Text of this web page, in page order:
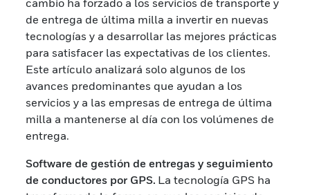
cambio ha forzado a los servicios de transporte y
de entrega de última milla a invertir en nuevas
tecnologías y a desarrollar las mejores prácticas
para satisfacer las expectativas de los clientes.
Este artículo analizará solo algunos de los
avances predominantes que ayudan a los
servicios y a las empresas de entrega de última
milla a mantenerse al día con los volúmenes de
entrega.
Software de gestión de entregas y seguimiento
de conductores por GPS. La tecnología GPS ha